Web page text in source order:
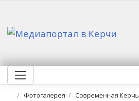
Фотогалерея Современная Керчь